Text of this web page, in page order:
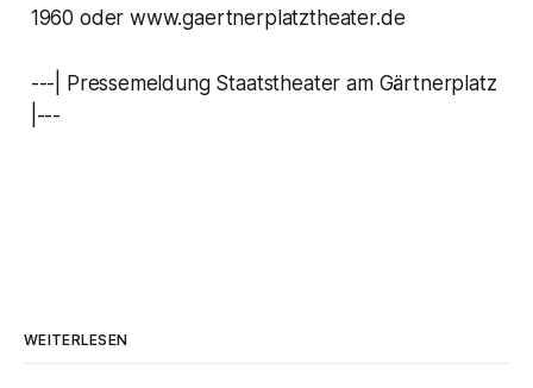
1960 oder www.gaertnerplatztheater.de
---| Pressemeldung Staatstheater am Gärtnerplatz
|---
WEITERLESEN